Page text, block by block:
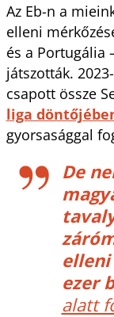
Az Eb-n a
elleni
és a Portugália
játszották.
csapott össze
liga
gyorsasággal
De
elleni
ezer
alatt